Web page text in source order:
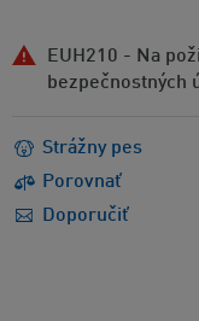
EUH210 - Na
bezpečnostných
Strážny pes
Porovnať
Doporučiť